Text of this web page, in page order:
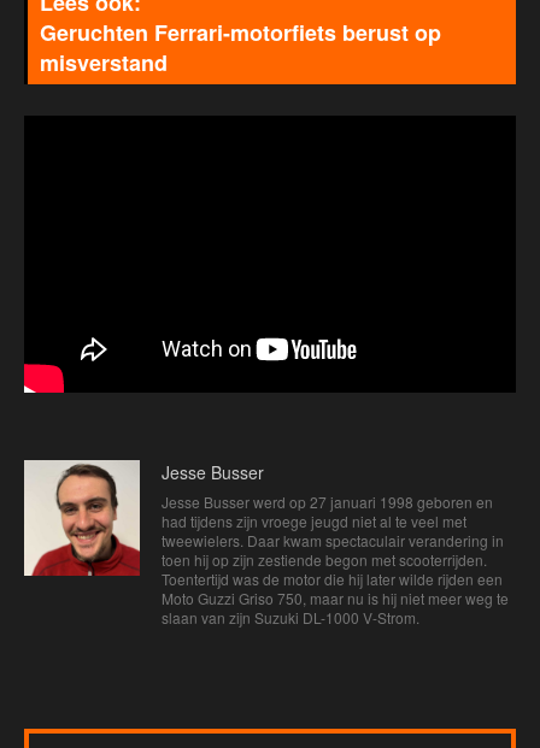
Geruchten Ferrari-motorfiets berust op
misverstand
Jesse Busser
Jesse Busser werd op 27 januari 1998 geboren en
had tijdens zijn vroege jeugd niet al te veel met
tweewielers. Daar kwam spectaculair verandering in
toen hij op zijn zestiende begon met scooterrijden.
Toentertijd was de motor die hij later wilde rijden een
Moto Guzzi Griso 750, maar nu is hij niet meer weg te
slaan van zijn Suzuki DL-1000 V-Strom.